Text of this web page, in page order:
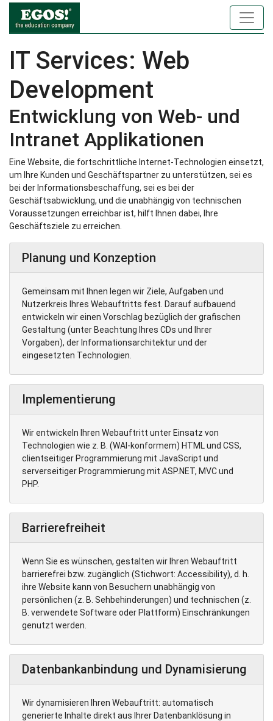
IT Services: Web
Development
Entwicklung von Web- und
Intranet Applikationen
Eine Website, die fortschrittliche Internet-Technologien einsetzt,
um Ihre Kunden und Geschäftspartner zu unterstützen, sei es
bei der Informationsbeschaffung, sei es bei der
Geschäftsabwicklung, und die unabhängig von technischen
Voraussetzungen erreichbar ist, hilft Ihnen dabei, Ihre
Geschäftsziele zu erreichen.
Planung und Konzeption
Gemeinsam mit Ihnen legen wir Ziele, Aufgaben und
Nutzerkreis Ihres Webauftritts fest. Darauf aufbauend
entwickeln wir einen Vorschlag bezüglich der grafischen
Gestaltung (unter Beachtung Ihres CDs und Ihrer
Vorgaben), der Informationsarchitektur und der
eingesetzten Technologien.
Implementierung
Wir entwickeln Ihren Webauftritt unter Einsatz von
Technologien wie z. B. (WAI-konformem) HTML und CSS,
clientseitiger Programmierung mit JavaScript und
serverseitiger Programmierung mit ASP.NET, MVC und
PHP.
Barrierefreiheit
Wenn Sie es wünschen, gestalten wir Ihren Webauftritt
barrierefrei bzw. zugänglich (Stichwort: Accessibility), d. h.
ihre Website kann von Besuchern unabhängig von
persönlichen (z. B. Sehbehinderungen) und technischen (z.
B. verwendete Software oder Plattform) Einschränkungen
genutzt werden.
Datenbankanbindung und Dynamisierung
Wir dynamisieren Ihren Webauftritt: automatisch
generierte Inhalte direkt aus Ihrer Datenbanklösung in